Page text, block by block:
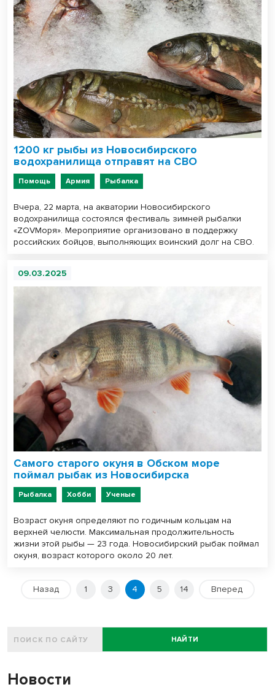
1200 кг рыбы из Новосибирского
водохранилища отправят на СВО
Помощь Армия Рыбалка
Вчера, 22 марта, на акватории Новосибирского
водохранилища состоялся фестиваль зимней рыбалки
«ZOVМоря». Мероприятие организовано в поддержку
российских бойцов, выполняющих воинский долг на СВО.
09.03.2025
Самого старого окуня в Обском море
поймал рыбак из Новосибирска
Рыбалка Хобби Ученые
Возраст окуня определяют по годичным кольцам на
верхней челюсти. Максимальная продолжительность
жизни этой рыбы — 23 года. Новосибирский рыбак поймал
окуня, возраст которого около 20 лет.
Назад 1 3 4 5 14 Вперед
НАЙТИ
Новости